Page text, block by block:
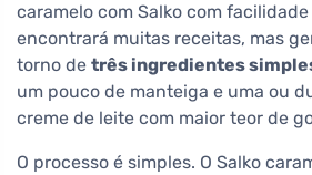
caramelo com Salko com
encontrará muitas receitas, mas
torno de três ingredientes
um pouco de manteiga e uma ou
creme de leite com maior teor de
O processo é simples. O Salko